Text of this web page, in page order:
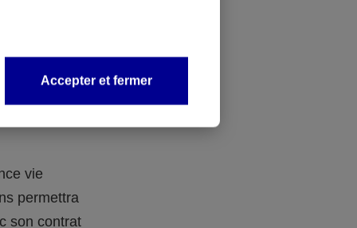
vie
permettra
son contrat
Accepter et fermer